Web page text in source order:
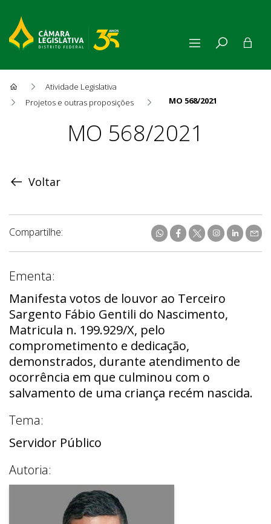
Atividade Legislativa
Projetos e outras proposições
MO 568/2021
ProposiçãoMO 568/2021
Voltar
Compartilhe:
Ementa:
Manifesta votos de louvor ao Terceiro
Sargento Fábio Gentili do Nascimento,
Matricula n. 199.929/X, pelo
comprometimento e dedicação,
demonstrados, durante atendimento de
ocorrência em que culminou com o
salvamento de uma criança recém nascida.
Tema:
Servidor Público
Autoria: